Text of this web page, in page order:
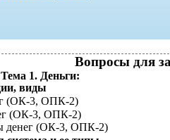
Вопросы для
1. Деньги:
виды
(ОК-3, ОПК-2)
(ОК-3, ОПК-2)
(ОК-3, ОПК-2)